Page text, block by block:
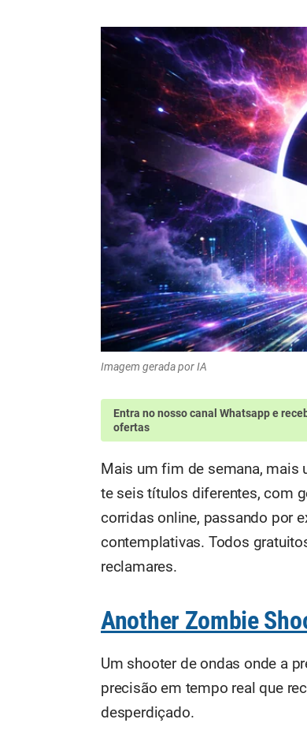
Imagem gerada por IA
Entra no nosso canal Whatsappe
ofertas
Mais um fim de semana, mais
te seis títulos diferentes, com
corridas online, passando por
contemplativas. Todos
reclamares.
Another Zombie
Um shooter de ondas onde a
precisão em tempo real que
desperdiçado.